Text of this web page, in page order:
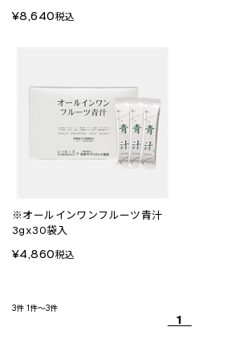
¥8,640税込
※オールインワンフルーツ青汁
3gx30袋入
¥4,860税込
3件 1件～3件
1